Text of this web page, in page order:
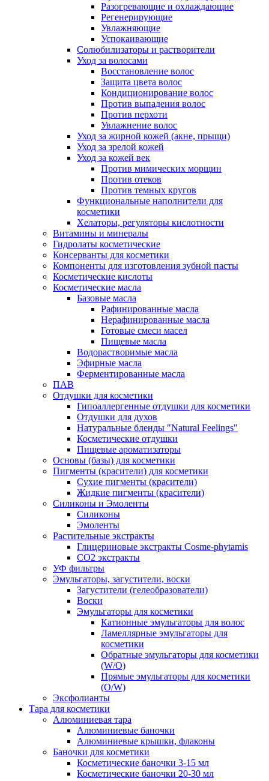
Разогревающие и охлаждающие
Регенерирующие
Увлажняющие
Успокаивающие
Солюбилизаторы и растворители
Уход за волосами
Восстановление волос
Защита цвета волос
Кондиционирование волос
Против выпадения волос
Против перхоти
Увлажнение волос
Уход за жирной кожей (акне, прыщи)
Уход за зрелой кожей
Уход за кожей век
Против мимических морщин
Против отеков
Против темных кругов
Функциональные наполнители для
косметики
Хелаторы, регуляторы кислотности
Витамины и минералы
Гидролаты косметические
Консерванты для косметики
Компоненты для изготовления зубной пасты
Косметические кислоты
Косметические масла
Базовые масла
Рафинированные масла
Нерафинированные масла
Готовые смеси масел
Пищевые масла
Водорастворимые масла
Эфирные масла
Ферментированные масла
ПАВ
Отдушки для косметики
Гипоаллергенные отдушки для косметики
Отдушки для духов
Натуральные бленды "Natural Feelings"
Косметические отдушки
Пищевые ароматизаторы
Основы (базы) для косметики
Пигменты (красители) для косметики
Сухие пигменты (красители)
Жидкие пигменты (красители)
Силиконы и Эмоленты
Силиконы
Эмоленты
Растительные экстракты
Глицериновые экстракты Cosme-phytamis
СО2 экстракты
УФ фильтры
Эмульгаторы, загустители, воски
Загустители (гелеобразователи)
Воски
Эмульгаторы для косметики
Катионные эмульгаторы для волос
Ламеллярные эмульгаторы для
косметики
Обратные эмульгаторы для косметики
(W/O)
Прямые эмульгаторы для косметики
(O/W)
Эксфолианты
Тара для косметики
Алюминиевая тара
Алюминиевые баночки
Алюминиевые крышки, флаконы
Баночки для косметики
Косметические баночки 3-15 мл
Косметические баночки 20-30 мл